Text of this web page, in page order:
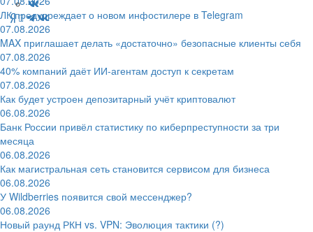
ЛК предупреждает о новом инфостилере в Telegram
07.08.2026
MAX приглашает делать «достаточно» безопасные клиенты себя
07.08.2026
40% компаний даёт ИИ‑агентам доступ к секретам
07.08.2026
Как будет устроен депозитарный учёт криптовалют
06.08.2026
Банк России привёл статистику по киберпреступности за три
месяца
06.08.2026
Как магистральная сеть становится сервисом для бизнеса
06.08.2026
У Wildberries появится свой мессенджер?
06.08.2026
Новый раунд РКН vs. VPN: Эволюция тактики (?)